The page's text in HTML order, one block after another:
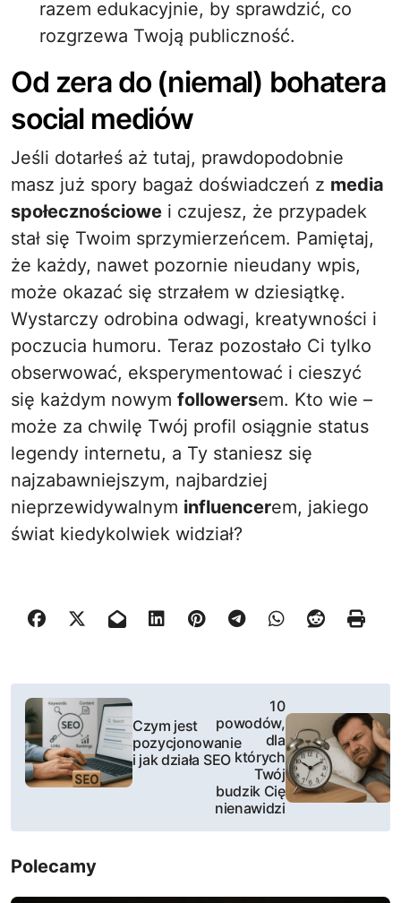
razem edukacyjnie, by sprawdzić, co
rozgrzewa Twoją publiczność.
Od zera do (niemal) bohatera
social mediów
Jeśli dotarłeś aż tutaj, prawdopodobnie
masz już spory bagaż doświadczeń z media
społecznościowe i czujesz, że przypadek
stał się Twoim sprzymierzeńcem. Pamiętaj,
że każdy, nawet pozornie nieudany wpis,
może okazać się strzałem w dziesiątkę.
Wystarczy odrobina odwagi, kreatywności i
poczucia humoru. Teraz pozostało Ci tylko
obserwować, eksperymentować i cieszyć
się każdym nowym followersem. Kto wie –
może za chwilę Twój profil osiągnie status
legendy internetu, a Ty staniesz się
najzabawniejszym, najbardziej
nieprzewidywalnym influencerem, jakiego
świat kiedykolwiek widział?
N
w
a
Czym jest
pozycjonowanie
i jak działa SEO
10
powodów,
dla
których
Twój
budzik Cię
nienawidzi
Polecamy